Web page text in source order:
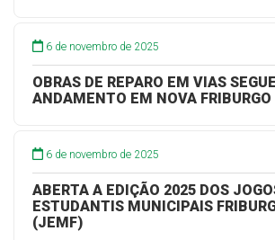
6 de novembro de 2025
OBRAS DE REPARO EM VIAS
ANDAMENTO EM NOVA FRIBURGO
6 de novembro de 2025
ABERTA A EDIÇÃO 2025 DOS
ESTUDANTIS MUNICIPAIS
(JEMF)